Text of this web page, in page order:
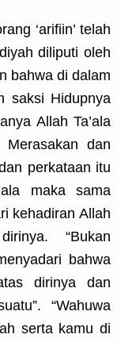
‘arifiin’ telah
diliputi oleh
bahwa di dalam
saksi Hidupnya
Allah Ta’ala
Merasakan dan
perkataan itu
maka sama
kehadiran Allah
“Bukan
bahwa
dirinya dan
“Wahuwa
serta kamu di